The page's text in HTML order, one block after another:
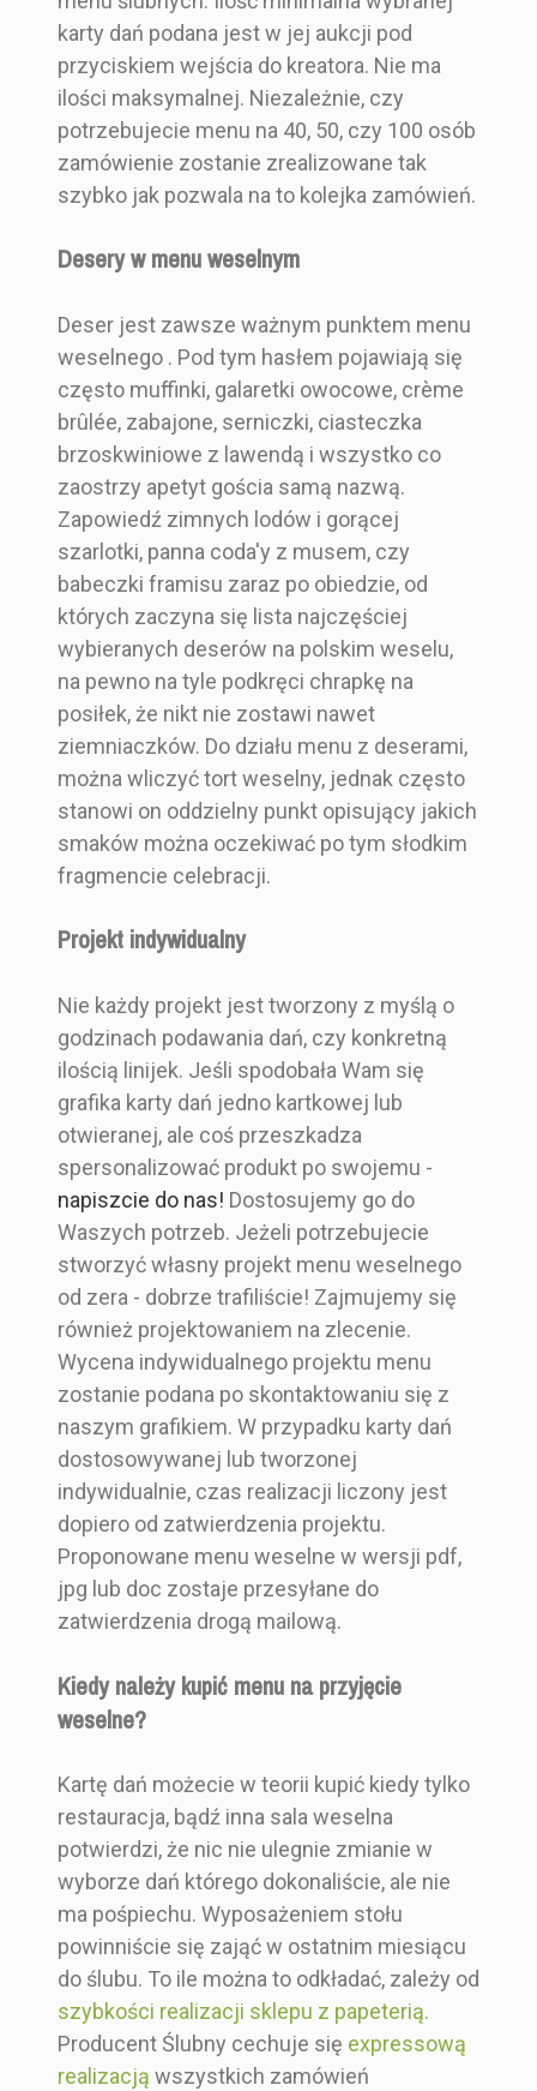
karty dań podana jest w jej aukcji pod
przyciskiem wejścia do kreatora. Nie ma
ilości maksymalnej. Niezależnie, czy
potrzebujecie menu na 40, 50, czy 100 osób
zamówienie zostanie zrealizowane tak
szybko jak pozwala na to kolejka zamówień.
Desery w menu weselnym
Deser jest zawsze ważnym punktem menu
weselnego . Pod tym hasłem pojawiają się
często muffinki, galaretki owocowe, crème
brûlée, zabajone, serniczki, ciasteczka
brzoskwiniowe z lawendą i wszystko co
zaostrzy apetyt gościa samą nazwą.
Zapowiedź zimnych lodów i gorącej
szarlotki, panna coda'y z musem, czy
babeczki framisu zaraz po obiedzie, od
których zaczyna się lista najczęściej
wybieranych deserów na polskim weselu,
na pewno na tyle podkręci chrapkę na
posiłek, że nikt nie zostawi nawet
ziemniaczków. Do działu menu z deserami,
można wliczyć tort weselny, jednak często
stanowi on oddzielny punkt opisujący jakich
smaków można oczekiwać po tym słodkim
fragmencie celebracji.
Projekt indywidualny
Nie każdy projekt jest tworzony z myślą o
godzinach podawania dań, czy konkretną
ilością linijek. Jeśli spodobała Wam się
grafika karty dań jedno kartkowej lub
otwieranej, ale coś przeszkadza
spersonalizować produkt po swojemu -
napiszcie do nas! Dostosujemy go do
Waszych potrzeb. Jeżeli potrzebujecie
stworzyć własny projekt menu weselnego
od zera - dobrze trafiliście! Zajmujemy się
również projektowaniem na zlecenie.
Wycena indywidualnego projektu menu
zostanie podana po skontaktowaniu się z
naszym grafikiem. W przypadku karty dań
dostosowywanej lub tworzonej
indywidualnie, czas realizacji liczony jest
dopiero od zatwierdzenia projektu.
Proponowane menu weselne w wersji pdf,
jpg lub doc zostaje przesyłane do
zatwierdzenia drogą mailową.
Kiedy należy kupić menu na przyjęcie
weselne?
Kartę dań możecie w teorii kupić kiedy tylko
restauracja, bądź inna sala weselna
potwierdzi, że nic nie ulegnie zmianie w
wyborze dań którego dokonaliście, ale nie
ma pośpiechu. Wyposażeniem stołu
powinniście się zająć w ostatnim miesiącu
do ślubu. To ile można to odkładać, zależy od
szybkości realizacji sklepu z papeterią.
Producent Ślubny cechuje się expressową
realizacją wszystkich zamówień